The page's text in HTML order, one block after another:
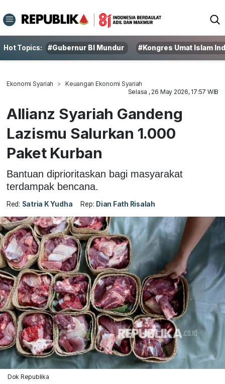
Hot Topics: #Gubernur BI Mundur #Kongres Umat Islam
Ekonomi Syariah
Keuangan Ekonomi Syariah
Selasa , 26 May 2026, 17:57 WIB
Allianz Syariah Gandeng
Lazismu Salurkan 1.000
Paket Kurban
Bantuan diprioritaskan bagi masyarakat
terdampak bencana.
Red: Satria K Yudha Rep: Dian Fath Risalah
Dok Republika